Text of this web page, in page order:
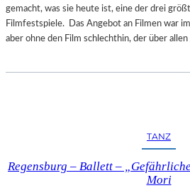
gemacht, was sie heute ist, eine der drei
Filmfestspiele. Das Angebot an Filmen war
aber ohne den Film schlechthin, der über
TANZ
Regensburg – Ballett –
Mori